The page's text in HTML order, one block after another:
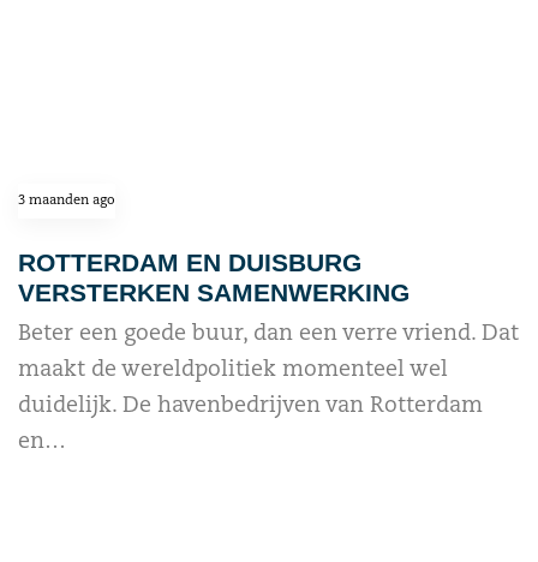
3 maanden ago
ROTTERDAM EN DUISBURG
VERSTERKEN SAMENWERKING
Beter een goede buur, dan een verre vriend. Dat
maakt de wereldpolitiek momenteel wel
duidelijk. De havenbedrijven van Rotterdam
en…